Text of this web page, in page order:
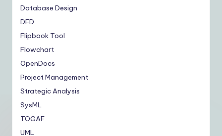
Database Design
DFD
Flipbook Tool
Flowchart
OpenDocs
Project Management
Strategic Analysis
SysML
TOGAF
UML